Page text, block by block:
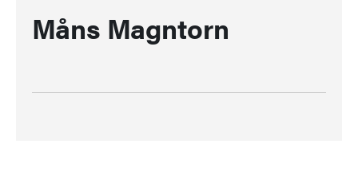
Måns Magntorn